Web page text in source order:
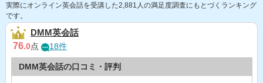
実際にオンライン英会話を受講した2,881人の満足度調査にもとづくランキング
です。
DMM英会話
76.0点 18件
DMM英会話の口コミ・評判